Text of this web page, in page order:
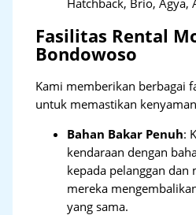
Fasilitas Rental
Bondowoso
Kami memberikan berbagai
untuk memastikan
Bahan Bakar Penuh:
kendaraan dengan
kepada pelanggan dan
mereka
yang sama.